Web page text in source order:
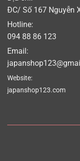
ĐC/ Số 167 Nguyễn
Hotline:
094 88 86 123
Email:
Website:
japanshop123.com